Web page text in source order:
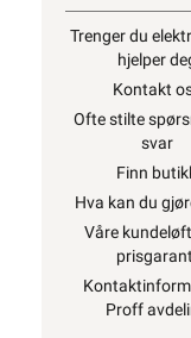
Trenger du
hjelper
Kontakt
Ofte stilte
svar
Finn
Hva kan du
Våre
Proff